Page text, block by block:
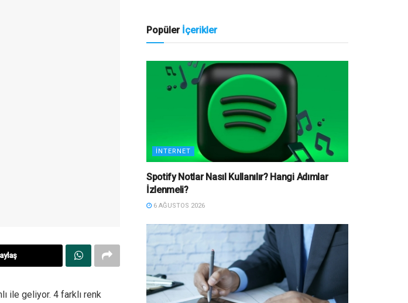
ile geliyor. 4 farklı renk
Popüler İçerikler
İNTERNET
Spotify Notlar Nasıl Kullanılır? Hangi Adımlar
İzlenmeli?
6 AĞUSTOS 2026